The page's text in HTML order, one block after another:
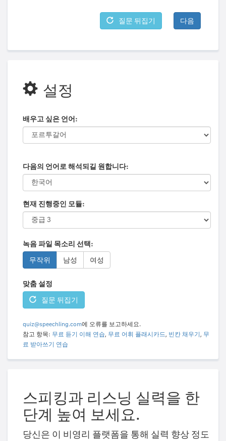
질문 뒤집기 다음
설정
배우고 싶은 언어:
다음의 언어로 해석되길 원합니다:
현재 진행중인 모듈:
녹음 파일 목소리 선택:
무작위
남성 여성
맞춤 설정
질문 뒤집기
quiz@speechling.com에 오류를 보고하세요.
참고 항목: 무료 듣기 이해 연습, 무료 어휘 플래시카드, 빈칸 채우기 , 무
료 받아쓰기 연습
스피킹과 리스닝 실력을 한
단계 높여 보세요.
당신은 이 비영리 플랫폼을 통해 실력 향상 정도